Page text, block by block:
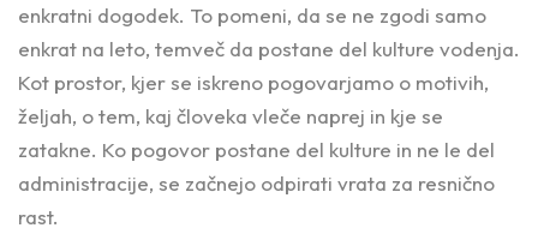
enkratni dogodek. To pomeni, da se ne zgodi samo
enkrat na leto, temveč da postane del kulture vodenja.
Kot prostor, kjer se iskreno pogovarjamo o motivih,
željah, o tem, kaj človeka vleče naprej in kje se
zatakne. Ko pogovor postane del kulture in ne le del
administracije, se začnejo odpirati vrata za resnično
rast.